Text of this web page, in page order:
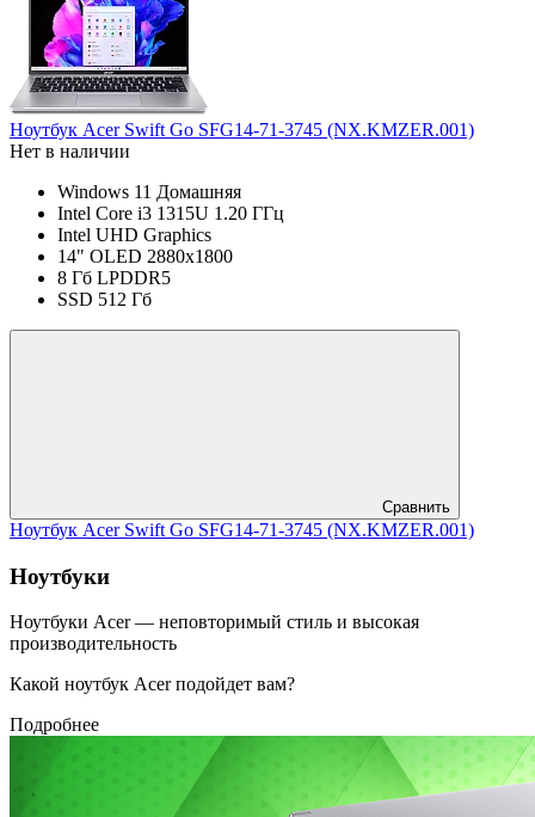
Ноутбук Acer Swift Go SFG14-71-3745 (NX.KMZER.001)
Нет в наличии
Windows 11 Домашняя
Intel Core i3 1315U 1.20 ГГц
Intel UHD Graphics
14" OLED 2880x1800
8 Гб LPDDR5
SSD 512 Гб
Сравнить
Ноутбук Acer Swift Go SFG14-71-3745 (NX.KMZER.001)
Ноутбуки
Ноутбуки Acer — неповторимый стиль и высокая
производительность
Какой ноутбук Acer подойдет вам?
Подробнее